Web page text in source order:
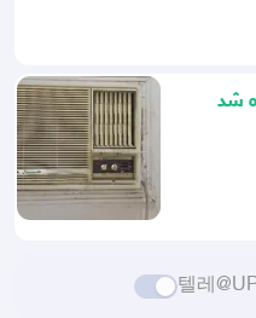
مكيف جنرال أمريكي 24 000 وحده شد